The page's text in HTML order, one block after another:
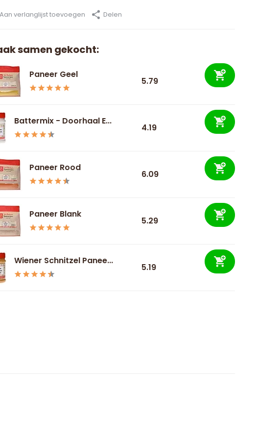
verlanglijst toevoegen Delen
samen gekocht:
Paneer Geel
5.79
Battermix - Doorhaal E...
4.19
Paneer Rood
6.09
Paneer Blank
5.29
Wiener Schnitzel Panee...
5.19